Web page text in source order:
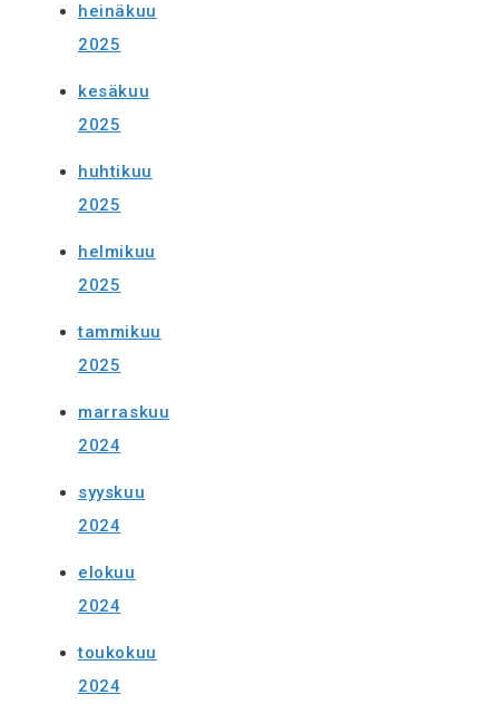
heinäkuu
2025
kesäkuu
2025
huhtikuu
2025
helmikuu
2025
tammikuu
2025
marraskuu
2024
syyskuu
2024
elokuu
2024
toukokuu
2024